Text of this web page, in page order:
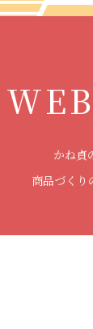
かね貞
商品づくり